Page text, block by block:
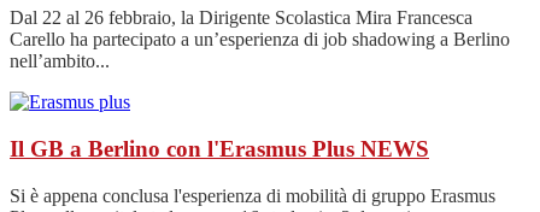
Dal 22 al 26 febbraio, la Dirigente Scolastica Mira Francesca
Carello ha partecipato a un’esperienza di job shadowing a Berlino
nell’ambito...
Il GB a Berlino con l'Erasmus Plus NEWS
Si è appena conclusa l'esperienza di mobilità di gruppo Erasmus